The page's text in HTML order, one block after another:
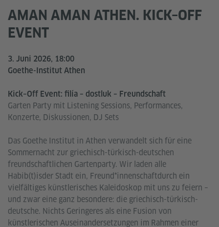
AMAN AMAN ATHEN. KICK–OFF
EVENT
3. Juni 2026, 18:00
Goethe-Institut Athen
Kick–Off Event: filía – dostluk – Freundschaft
Garten Party mit Listening Sessions, Performances,
Konzerte, Diskussionen, DJ Sets
Das Goethe Institut in Athen verwandelt sich für eine
Sommernacht zur griechisch-türkisch-deutschen
freundschaftlichen Gartenparty. Wir laden alle
Habib(t)isder Stadt ein, Freund*innenschaftdurch ein
vielfältiges künstlerisches Kaleidoskop mit uns zu feiern –
und zwar eine ganz besondere: die griechisch-türkisch-
deutsche. Nichts Geringeres als eine Fusion von
künstlerischen Auseinandersetzungen im Rahmen einer